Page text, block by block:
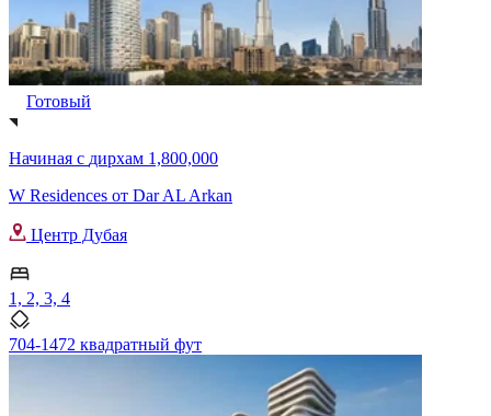
Готовый
Начиная с дирхам 1,800,000
W Residences от Dar AL Arkan
Центр Дубая
1, 2, 3, 4
704-1472 квадратный фут